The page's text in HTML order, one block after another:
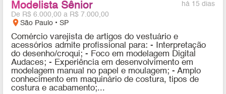
há 15 dias
Modelista Sênior
De R$ 6.000,00 a R$ 7.000,00
location_onSão Paulo • SP
Comércio varejista de artigos do vestuário e
acessórios admite profissional para: - Interpretação
do desenho/croqui; - Foco em modelagem Digital
Audaces; - Experiência em desenvolvimento em
modelagem manual no papel e moulagem; - Amplo
conhecimento em maquinário de costura, tipos de
costura e acabamento;...